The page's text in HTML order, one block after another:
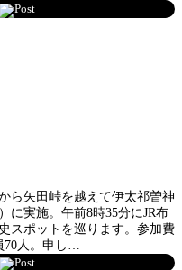
Post
ら矢田峠を越えて伊太祁曽神
に実施。午前8時35分にJR布
スポットを巡ります。参加費
人。申し…
Post